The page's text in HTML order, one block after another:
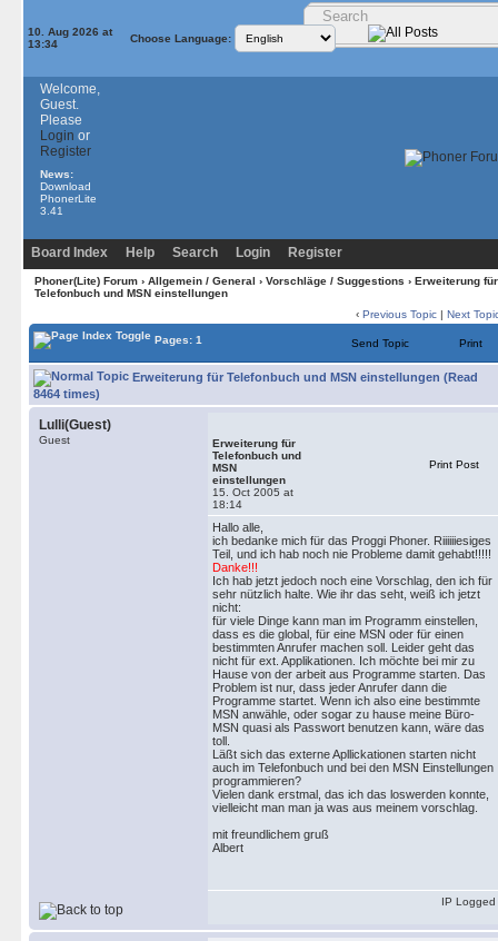
10. Aug 2026 at
13:34
Choose Language:
Welcome,
Guest.
Please
Login or
Register
News:
Download
PhonerLite
3.41
Board Index Help Search Login Register
Phoner(Lite) Forum› Allgemein / General › Vorschläge / Suggestions › Erweiterung für
Telefonbuch und MSN einstellungen
‹ Previous Topic | Next
Pages: 1 Send Topic Print
Erweiterung für Telefonbuch und MSN einstellungen (Read
8464 times)
Lulli(Guest)
Guest
Erweiterung für
Telefonbuch und
MSN
einstellungen
15. Oct 2005 at
18:14
Print Post
Hallo alle,
ich bedanke mich für das Proggi Phoner. Riiiiiiesiges
Teil, und ich hab noch nie Probleme damit gehabt!!!!!
Danke!!!
Ich hab jetzt jedoch noch eine Vorschlag, den ich für
sehr nützlich halte. Wie ihr das seht, weiß ich jetzt
nicht:
für viele Dinge kann man im Programm einstellen,
dass es die global, für eine MSN oder für einen
bestimmten Anrufer machen soll. Leider geht das
nicht für ext. Applikationen. Ich möchte bei mir zu
Hause von der arbeit aus Programme starten. Das
Problem ist nur, dass jeder Anrufer dann die
Programme startet. Wenn ich also eine bestimmte
MSN anwähle, oder sogar zu hause meine Büro-
MSN quasi als Passwort benutzen kann, wäre das
toll.
Läßt sich das externe Apllickationen starten nicht
auch im Telefonbuch und bei den MSN Einstellungen
programmieren?
Vielen dank erstmal, das ich das loswerden konnte,
vielleicht man man ja was aus meinem vorschlag.
mit freundlichem gruß
Albert
IP Logged